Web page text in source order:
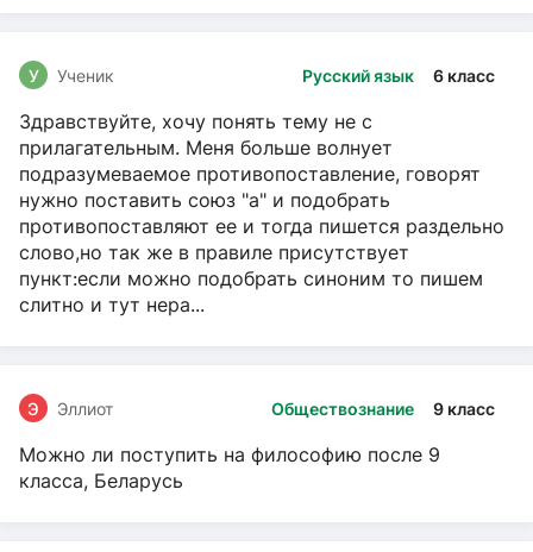
Русский язык 6 класс
У Ученик
Здравствуйте, хочу понять тему не с
прилагательным. Меня больше волнует
подразумеваемое противопоставление, говорят
нужно поставить союз "а" и подобрать
противопоставляют ее и тогда пишется раздельно
слово,но так же в правиле присутствует
пункт:если можно подобрать синоним то пишем
слитно и тут нера...
Обществознание 9 класс
Э Эллиот
Можно ли поступить на философию после 9
класса, Беларусь